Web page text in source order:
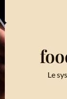
Le